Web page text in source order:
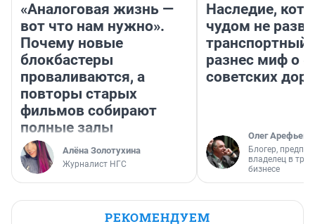
«Аналоговая жизнь —
вот что нам нужно».
Почему новые
блокбастеры
проваливаются, а
повторы старых
фильмов собирают
полные залы
Алёна Золотухина
Журналист НГС
Наследие,
чудом не
транспортный
разнес миф о
советских
Олег Арефьев
Блогер,
владелец в
бизнесе
РЕКОМЕНДУЕМ